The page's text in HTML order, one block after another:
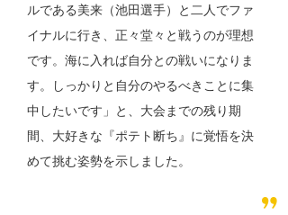
ルである美来（池田選手）と二人でファ
イナルに行き、正々堂々と戦うのが理想
です。海に入れば自分との戦いになりま
す。しっかりと自分のやるべきことに集
中したいです」と、大会までの残り期
間、大好きな『ポテト断ち』に覚悟を決
めて挑む姿勢を示しました。